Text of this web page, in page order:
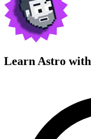
Learn Astro with